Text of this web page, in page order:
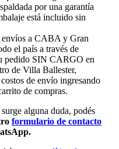
por una garantía
está incluido sin
envíos a CABA y Gran
el país a través de
pedido SIN CARGO en
de Villa Ballester,
de envío ingresando
de compras.
alguna duda, podés
formulario de contacto